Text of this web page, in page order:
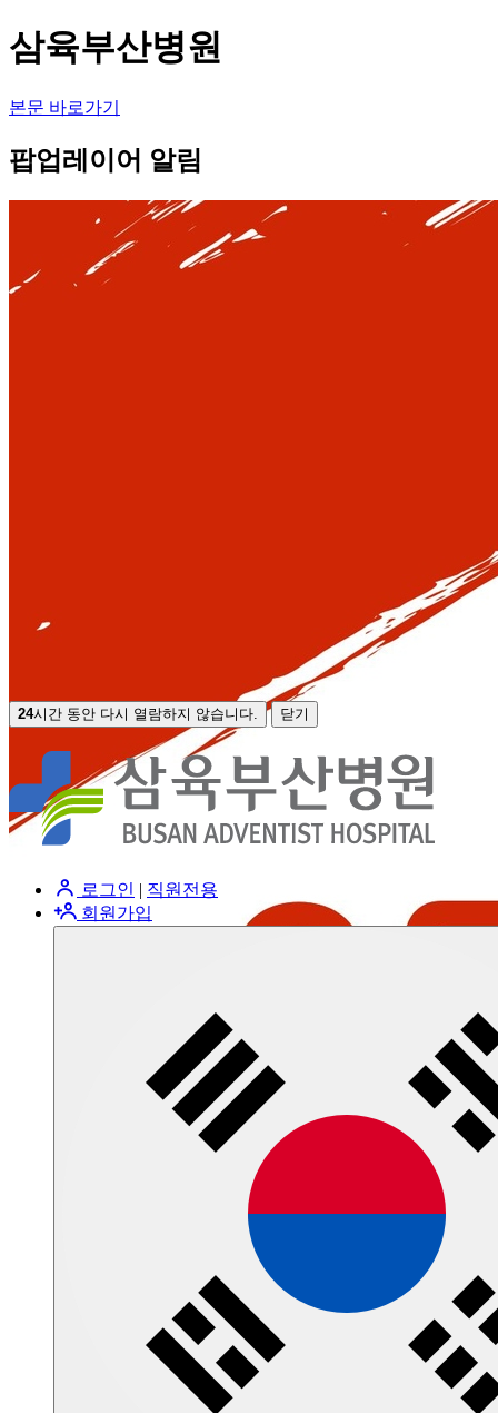
삼육부산병원
본문 바로가기
팝업레이어 알림
24시간 동안 다시 열람하지 않습니다. 닫기
로그인 | 직원전용
회원가입